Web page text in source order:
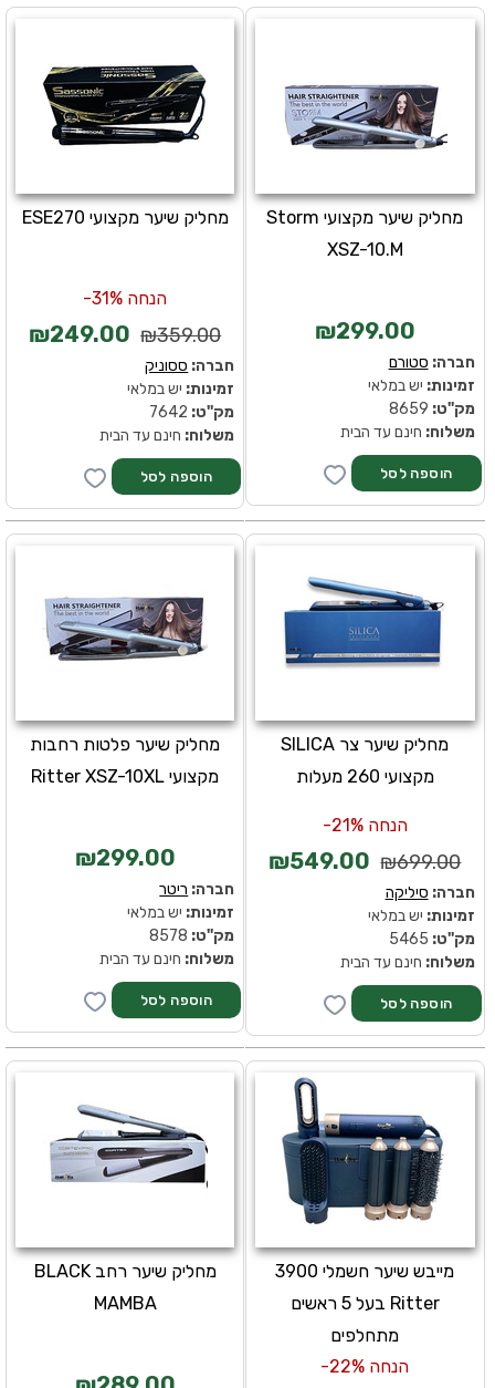
מחליק שיער מקצועי ESE270
הנחה 31%-
₪359.00
₪249.00
חברה: ססוניק
זמינות: יש במלאי
מק''ט:
משלוח: חינם עד הבית
מחליק שיער מקצועי Storm
XSZ-10.M
₪299.00
חברה: סטורם
זמינות: יש במלאי
מק''ט:
משלוח: חינם עד הבית
מחליק שיער פלטות רחבות
מקצועי Ritter XSZ-10XL
₪299.00
חברה: ריטר
זמינות: יש במלאי
מק''ט:
משלוח: חינם עד הבית
מחליק שיער צר SILICA
מקצועי 260 מעלות
הנחה 21%-
₪699.00
₪549.00
חברה: סיליקה
זמינות: יש במלאי
מק''ט:
משלוח: חינם עד הבית
מחליק שיער רחב BLACK
MAMBA
מייבש שיער חשמלי 3900
Ritter בעל 5 ראשים
מתחלפים
הנחה 22%-